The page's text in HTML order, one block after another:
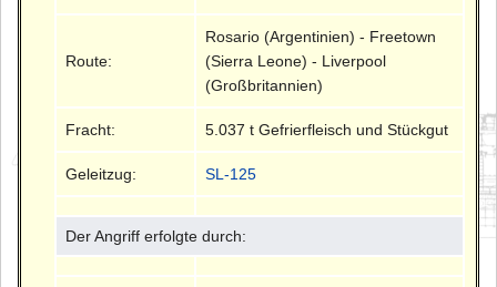
Route:
Rosario (Argentinien) - Freetown
(Sierra Leone) - Liverpool
(Großbritannien)
Fracht: 5.037 t Gefrierfleisch und Stückgut
Geleitzug: SL-125
Der Angriff erfolgte durch: